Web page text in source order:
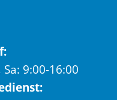
9:00-16:00